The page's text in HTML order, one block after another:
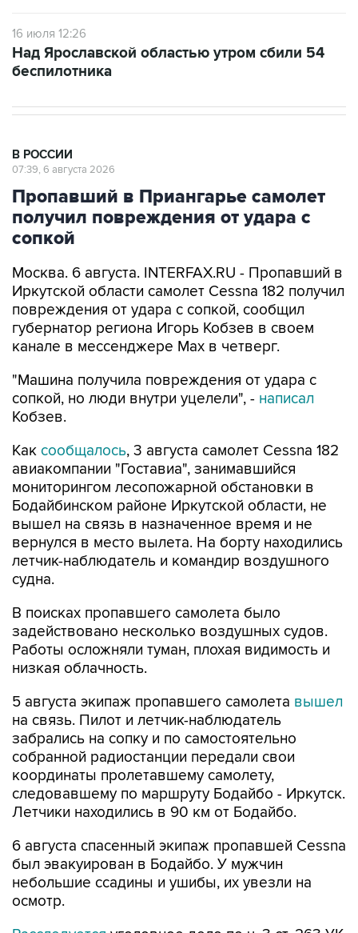
16 июля 12:26
Над Ярославской областью утром сбили 54
беспилотника
В РОССИИ
07:39, 6 августа 2026
Пропавший в Приангарье самолет
получил повреждения от удара с
сопкой
Москва. 6 августа. INTERFAX.RU - Пропавший в
Иркутской области самолет Cessna 182 получил
повреждения от удара с сопкой, сообщил
губернатор региона Игорь Кобзев в своем
канале в мессенджере Мах в четверг.
"Машина получила повреждения от удара с
сопкой, но люди внутри уцелели", - написал
Кобзев.
Как сообщалось, 3 августа самолет Cessna 182
авиакомпании "Гоставиа", занимавшийся
мониторингом лесопожарной обстановки в
Бодайбинском районе Иркутской области, не
вышел на связь в назначенное время и не
вернулся в место вылета. На борту находились
летчик-наблюдатель и командир воздушного
судна.
В поисках пропавшего самолета было
задействовано несколько воздушных судов.
Работы осложняли туман, плохая видимость и
низкая облачность.
5 августа экипаж пропавшего самолета вышел
на связь. Пилот и летчик-наблюдатель
забрались на сопку и по самостоятельно
собранной радиостанции передали свои
координаты пролетавшему самолету,
следовавшему по маршруту Бодайбо - Иркутск.
Летчики находились в 90 км от Бодайбо.
6 августа спасенный экипаж пропавшей Cessna
был эвакуирован в Бодайбо. У мужчин
небольшие ссадины и ушибы, их увезли на
осмотр.